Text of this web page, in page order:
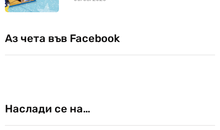
Аз чета във Facebook
Наслади се на…